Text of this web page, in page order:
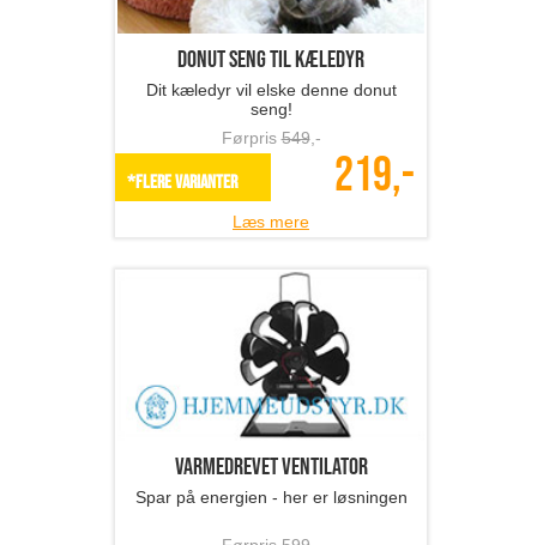
Donut seng til kæledyr
Dit kæledyr vil elske denne donut
seng!
Førpris549,-
*Flere varianter 219,-
Læs mere
Varmedrevet ventilator
Spar på energien - her er løsningen